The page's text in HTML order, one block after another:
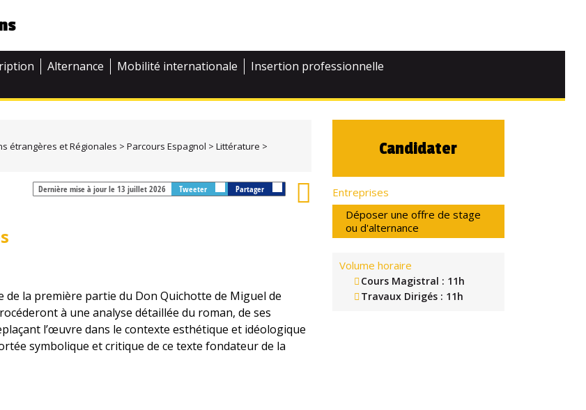
Alternance Mobilité internationale
Insertion professionnelle
étrangères et Régionales
Parcours Espagnol
Littérature
Dernière mise à jour le 13 juillet 2026 Tweeter Partager
la première partie du Don Quichotte de Miguel de
à une analyse détaillée du roman, de ses
l’œuvre dans le contexte esthétique et idéologique
symbolique et critique de ce texte fondateur de la
Candidater
Entreprises
Déposer une offre de stage
ou d'alternance
Volume horaire
Cours Magistral : 11h
Travaux Dirigés : 11h